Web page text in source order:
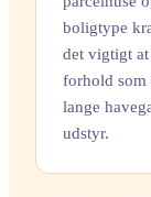
boligtype
det vigtigt
forhold som
lange
udstyr.